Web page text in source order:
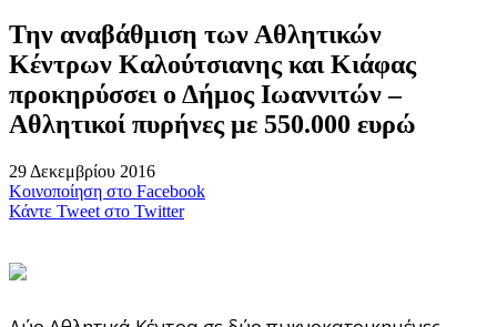
Την αναβάθμιση των Αθλητικών
Κέντρων Καλούτσιανης και Κιάφας
προκηρύσσει ο Δήμος Ιωαννιτών –
Αθλητικοί πυρήνες με 550.000 ευρώ
29 Δεκεμβρίου 2016
Κοινοποίηση στο Facebook
Κάντε Tweet στο Twitter